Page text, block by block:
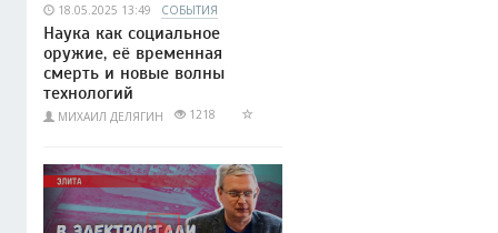
18.05.2025 13:49 СОБЫТИЯ
Наука как социальное
оружие, её временная
смерть и новые волны
технологий
МИХАИЛ ДЕЛЯГИН 1218